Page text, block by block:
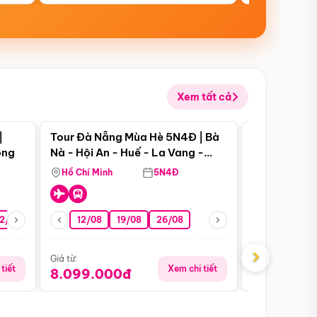
Xem tất cả
08 26/08 05/09 09/09 12/09
tiết
Điểm nổi bật
Tour Đà Nẵng Mùa Hè 5N4Đ | Bà
Nà - Hội An - Huế - La Vang -
Động Thiên Đường
Hồ Chí Minh 5N4Đ
12/08 19/08 26/08
Giá từ:
8.099.000đ Xem chi tiết
Giá từ:
›